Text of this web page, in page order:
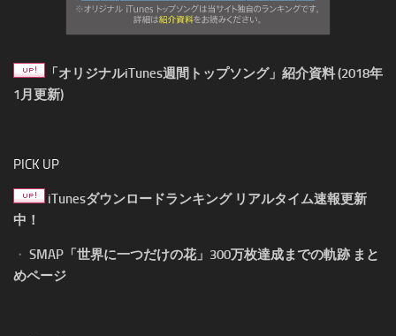
「オリジナルiTunes週間トップソング」紹介資料 (2018年
1月更新)
PICK UP
iTunesダウンロードランキング リアルタイム速報更新
中！
・ SMAP「世界に一つだけの花」300万枚達成までの軌跡 まと
めページ